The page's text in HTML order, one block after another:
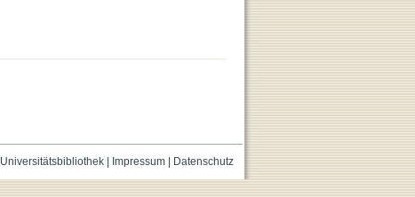
Universitätsbibliothek| Impressum| Datenschutz